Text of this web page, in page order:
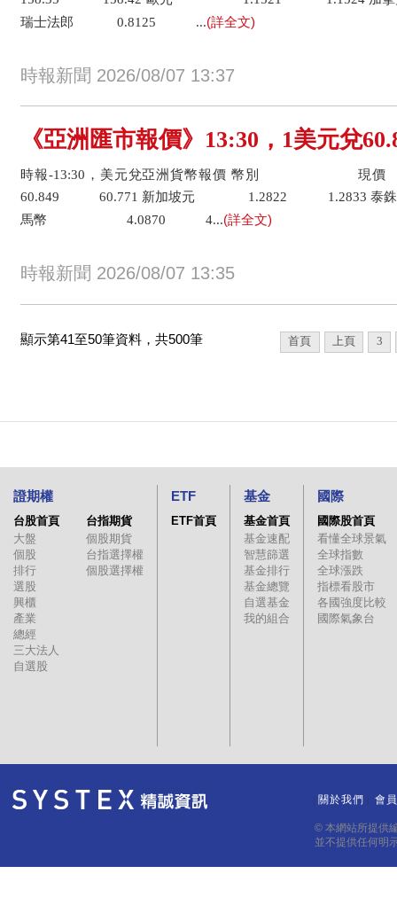
瑞士法郎 0.8125 ...(詳全文)
時報新聞 2026/08/07 13:37
《亞洲匯市報價》13:30，1美元兌
時報-13:30，美元兌亞洲貨幣報價 幣別
60.849 60.771 新加坡元 1.2822
馬幣 4.0870 4...(詳全文)
時報新聞 2026/08/07 13:35
顯示第41至50筆資料，共500筆 首頁 上頁 3
證期權
台股首頁
大盤
個股
排行
選股
興櫃
產業
總經
三大法人
自選股
台指期貨
個股期貨
台指選擇權
個股選擇權
ETF
ETF首頁
基金
基金首頁
基金速配
智慧篩選
基金排行
基金總覽
自選基金
我的組合
國際
國際股首頁
看懂全球景氣
全球指數
全球漲跌
指標看股市
各國強度比較
國際氣象台
關於我們 會
© 本網站所提供
並不提供任何明